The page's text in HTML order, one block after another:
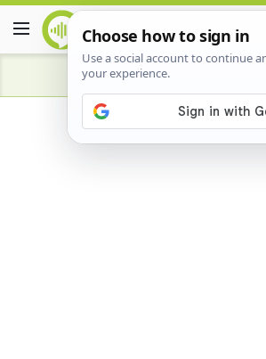
Advertisement